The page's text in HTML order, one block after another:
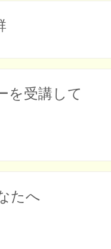
を受講して
たへ